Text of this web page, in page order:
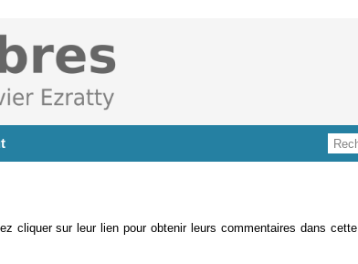
cliquer sur leur lien pour obtenir leurs commentaires dans cette